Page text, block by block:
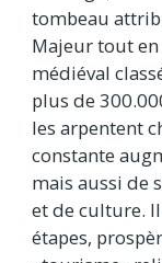
tombeau
Majeur tout
médiéval
plus de
les arpentent
constante
mais aussi de
et de culture.
étapes,